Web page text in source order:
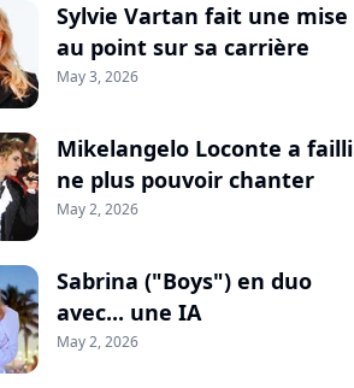
Sylvie Vartan fait une mise
au point sur sa carrière
May 3, 2026
Mikelangelo Loconte a failli
ne plus pouvoir chanter
May 2, 2026
Sabrina ("Boys") en duo
avec... une IA
May 2, 2026